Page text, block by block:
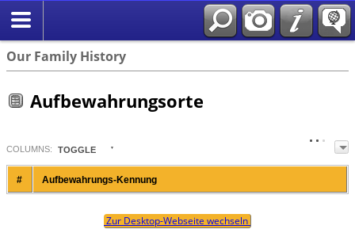
Suche
Our Family History
Aufbewahrungsorte
COLUMNS: TOGGLE
# Aufbewahrungs-Kennung
Zur Desktop-Webseite wechseln